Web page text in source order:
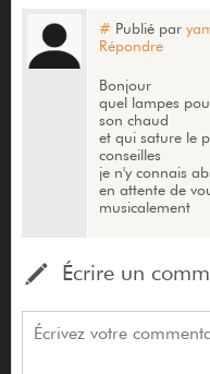
# Publié par
Répondre
Bonjour
quel lampes
son chaud
et qui sature le
conseilles
je n'y connais
en attente de
musicalement
Écrire un